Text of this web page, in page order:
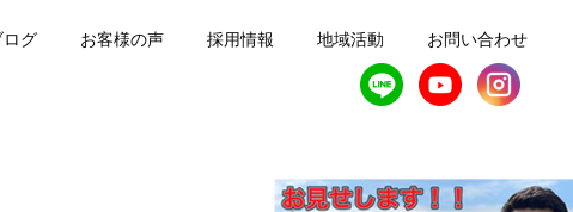
ログ お客様の声 採用情報 地域活動 お問い合わせ